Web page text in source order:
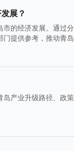
展？
的经济发展。通过
提供参考，推动青
产业升级路径、政